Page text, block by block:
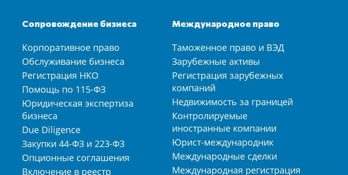
Сопровождение бизнеса
Корпоративное право
Обслуживание бизнеса
Регистрация НКО
Помощь по 115-ФЗ
Юридическая экспертиза
бизнеса
Due Diligence
Закупки 44-ФЗ и 223-ФЗ
Опционные соглашения
Включение в реестр
Международное право
Таможенное право и ВЭД
Зарубежные активы
Регистрация зарубежных
компаний
Недвижимость за границей
Контролируемые
иностранные компании
Юрист-международник
Международные сделки
Международная регистрация